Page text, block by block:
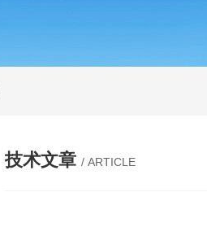
技术文章 / ARTICLE